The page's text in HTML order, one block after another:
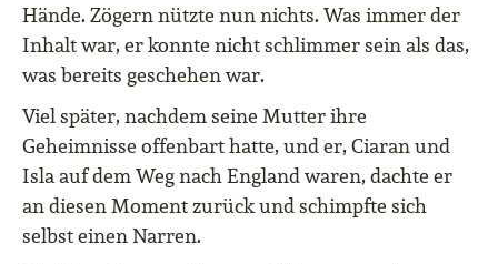
Hände. Zögern nützte nun nichts. Was immer der
Inhalt war, er konnte nicht schlimmer sein als das,
was bereits geschehen war.
Viel später, nachdem seine Mutter ihre
Geheimnisse offenbart hatte, und er, Ciaran und
Isla auf dem Weg nach England waren, dachte er
an diesen Moment zurück und schimpfte sich
selbst einen Narren.